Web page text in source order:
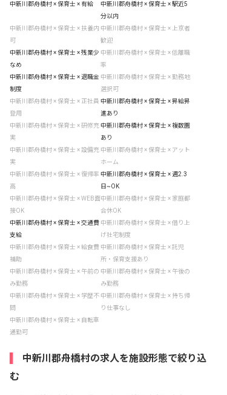
中新川郡舟橋村 × 保育士 × 有給
中新川郡舟橋村 × 保育士 × 駅近5
分以内
中新川郡舟橋村 × 保育士 × 扶養内
可
中新川郡舟橋村 × 保育士 × 上京者
歓迎
中新川郡舟橋村 × 保育士 × 残業少
なめ
中新川郡舟橋村 × 保育士 × 低離職
率
中新川郡舟橋村 × 保育士 × 退職金
制度
中新川郡舟橋村 × 保育士 × 勤務地
選択可
中新川郡舟橋村 × 保育士 × 正社員
登用
中新川郡舟橋村 × 保育士 × 昇給昇
進あり
中新川郡舟橋村 × 保育士 × 研修充
実
中新川郡舟橋村 × 保育士 × 複数園
あり
中新川郡舟橋村 × 保育士 × 設備充
実
中新川郡舟橋村 × 保育士 × アット
ホーム
中新川郡舟橋村 × 保育士 × 復帰率
高
中新川郡舟橋村 × 保育士 × 週2.3
日~OK
中新川郡舟橋村 × 保育士 × WEB面
接OK
中新川郡舟橋村 × 保育士 × 家庭都
合休OK
中新川郡舟橋村 × 保育士 × 交通費
支給
中新川郡舟橋村 × 保育士 × 借り上
げ社宅制度
中新川郡舟橋村 × 保育士 × 給食費
補助
中新川郡舟橋村 × 保育士 × 託児
所・保育支援あり
中新川郡舟橋村 × 保育士 × 午前の
み勤務
中新川郡舟橋村 × 保育士 × 午後の
み勤務
中新川郡舟橋村 × 保育士 × 学歴不
問
中新川郡舟橋村 × 保育士 × 持ち帰
り仕事なし
中新川郡舟橋村 × 保育士 × 自転車
通勤可
中新川郡舟橋村の求人を施設形態で絞り込
む